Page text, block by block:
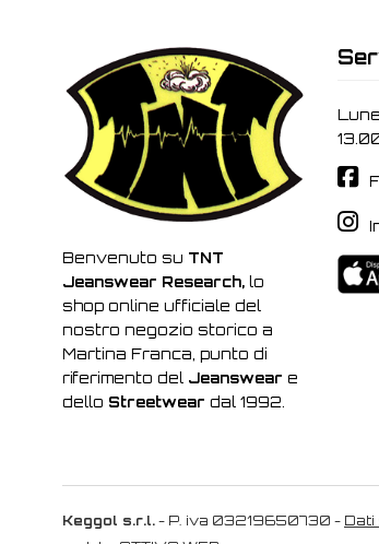
Benvenuto su TNT
Jeanswear Research, lo
shop online ufficiale del
nostro negozio storico a
Martina Franca, punto di
riferimento del Jeanswear e
dello Streetwear dal 1992.
Keggol s.r.l. - P. iva 03219650730 -